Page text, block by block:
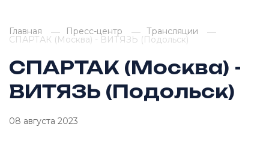
Главная Пресс-центр Трансляции
СПАРТАК (Москва) - ВИТЯЗЬ (Подольск)
СПАРТАК (Москва) -
ВИТЯЗЬ (Подольск)
08 августа 2023